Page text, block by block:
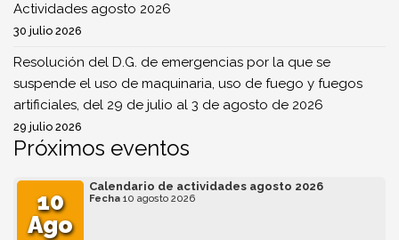
Actividades agosto 2026
30 julio 2026
Resolución del D.G. de emergencias por la que se
suspende el uso de maquinaria, uso de fuego y fuegos
artificiales, del 29 de julio al 3 de agosto de 2026
29 julio 2026
Próximos eventos
10
Ago
Calendario de actividades agosto 2026
Fecha 10 agosto 2026